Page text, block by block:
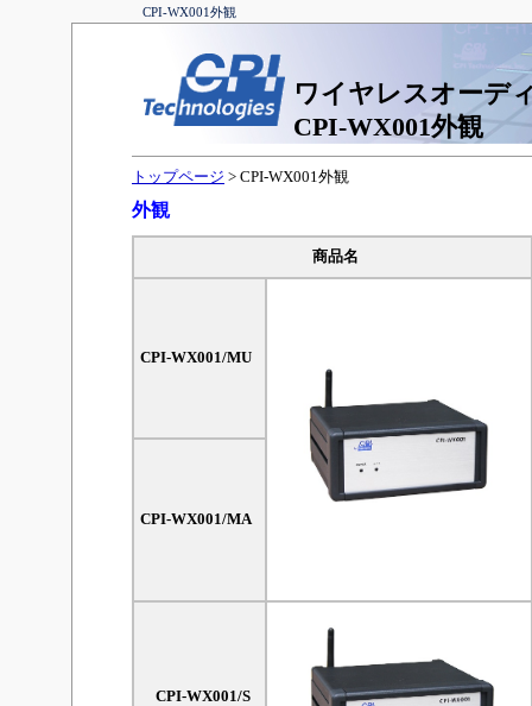
CPI-WX001外観
ワイヤレスオーデ
CPI-WX001外観
トップページ > CPI-WX001外観
外観
商品名
CPI-WX001/MU
CPI-WX001/MA
CPI-WX001/S